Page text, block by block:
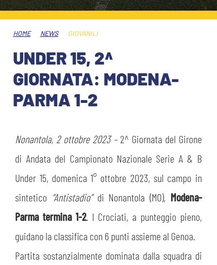
HOSPITALITY
MUSEUM CLUB EXPERIENCE
BIGLIETTI
ABBONAMENTI
INFO BIGLIETTI
TARDINI CARD
TRASFERTE
TICKET GIFT CARD
SHOP
ESPORTS
ORGANIGRAMMA
MUTTI TRAINING CENTER
MUSEO
STADIO TARDINI
MEDIA
CSR
HOME NEWS GIOVANILI
UNDER 15, 2^
GIORNATA: MODENA-
PARMA 1-2
Nonantola, 2 ottobre 2023 – 2^ Giornata del Girone
di Andata del Campionato Nazionale Serie A & B
Under 15, domenica 1° ottobre 2023, sul campo in
sintetico “Antistadio”di Nonantola (MO), Modena-
Parma termina 1-2. I Crociati, a punteggio pieno,
guidano la classifica con 6 punti assieme al Genoa.
Partita sostanzialmente dominata dalla squadra di